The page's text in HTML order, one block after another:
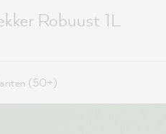
Robuust 1L
(50+)